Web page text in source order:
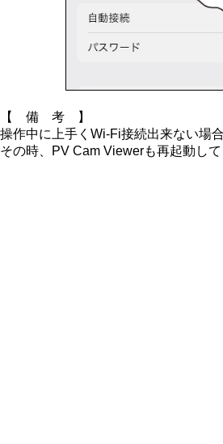
【 備 考 】
操作中に上手くWi-Fi接続出来ない場
その時、PV Cam Viewerも再起動して